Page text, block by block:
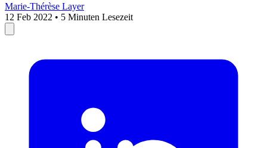
Marie-Thérèse Layer
12 Feb 2022 • 5 Minuten Lesezeit